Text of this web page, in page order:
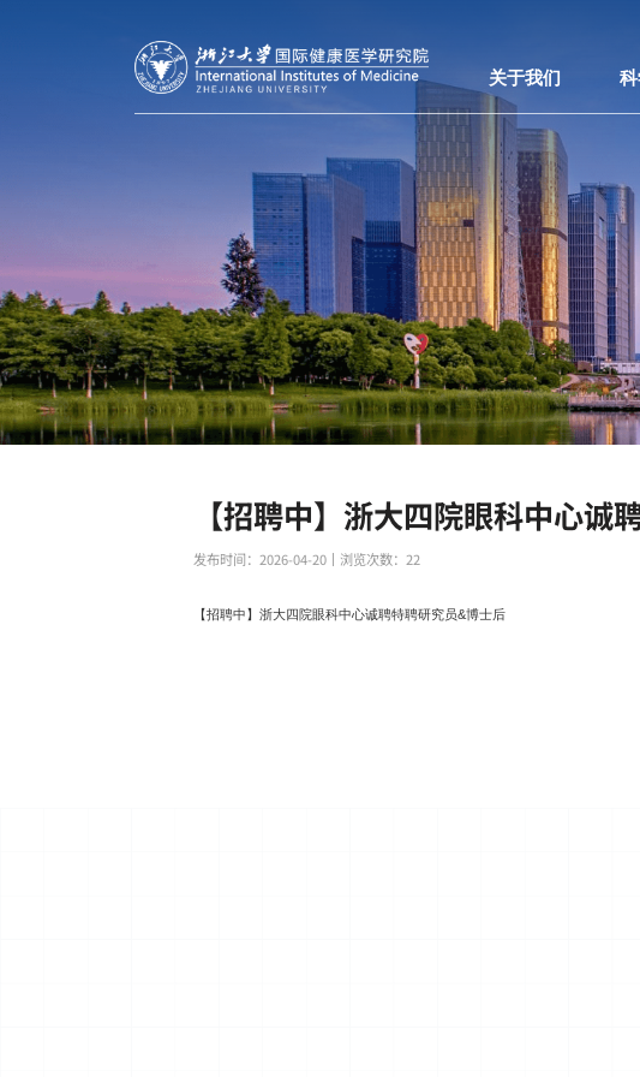
关于我们
【招聘中】浙大四院眼科中心诚
发布时间：2026-04-20 丨浏览次数： 22
【招聘中】浙大四院眼科中心诚聘特聘研究员&博士后